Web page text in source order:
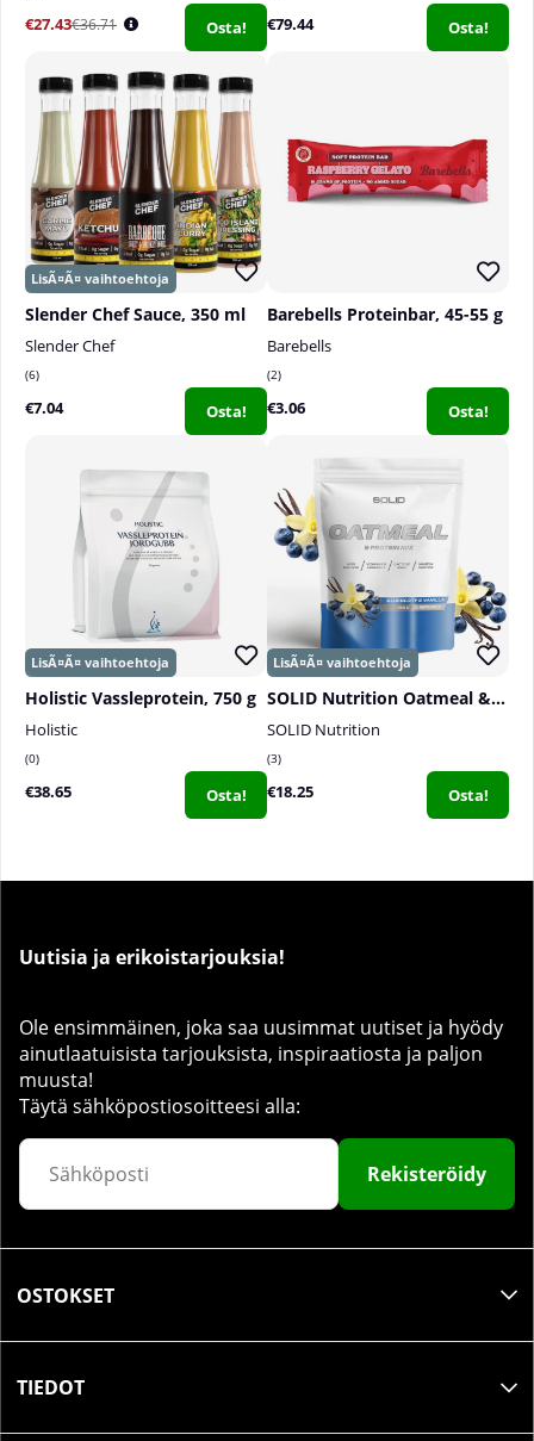
€27.43€36.71 Osta! €79.44 Osta!
Slender Chef Sauce, 350 ml
Slender Chef
6
€7.04 Osta!
Barebells Proteinbar, 45-55 g
Barebells
2
€3.06 Osta!
Holistic Vassleprotein, 750 g
Holistic
0
€38.65 Osta!
SOLID Nutrition Oatmeal & Protein Mix, 750 g
SOLID Nutrition
3
€18.25 Osta!
Uutisia ja erikoistarjouksia!
Ole ensimmäinen, joka saa uusimmat uutiset ja hyödy
ainutlaatuisista tarjouksista, inspiraatiosta ja paljon
muusta!
Täytä sähköpostiosoitteesi alla:
Rekisteröidy
OSTOKSET
TIEDOT